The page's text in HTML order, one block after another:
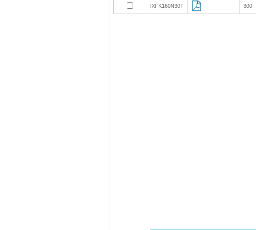
IXFK160N30T 300
IXFK160N30T 300